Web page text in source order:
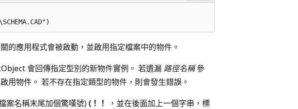
的應用程式會被啟動，並啟用指定檔案中的物件。
會回傳指定型別的新物件實例。 若遺漏路徑名稱參
用物件。 若不存在指定類型的物件，則會發生錯誤。
案名稱末尾加個驚嘆號)(！！
，並在後面加上一個字串，標